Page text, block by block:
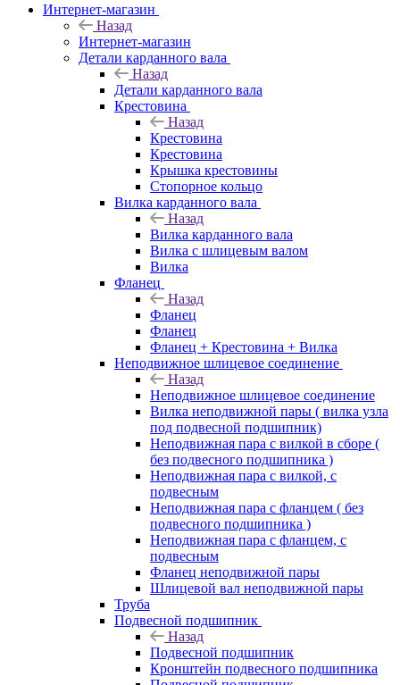
Интернет-магазин
Назад
Интернет-магазин
Детали карданного вала
Назад
Детали карданного вала
Крестовина
Назад
Крестовина
Крестовина
Крышка крестовины
Стопорное кольцо
Вилка карданного вала
Назад
Вилка карданного вала
Вилка с шлицевым валом
Вилка
Фланец
Назад
Фланец
Фланец
Фланец + Крестовина + Вилка
Неподвижное шлицевое соединение
Назад
Неподвижное шлицевое соединение
Вилка неподвижной пары ( вилка узла
под подвесной подшипник)
Неподвижная пара с вилкой в сборе (
без подвесного подшипника )
Неподвижная пара с вилкой, с
подвесным
Неподвижная пара с фланцем ( без
подвесного подшипника )
Неподвижная пара с фланцем, с
подвесным
Фланец неподвижной пары
Шлицевой вал неподвижной пары
Труба
Подвесной подшипник
Назад
Подвесной подшипник
Кронштейн подвесного подшипника